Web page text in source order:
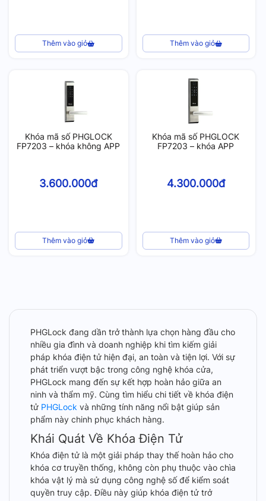
Thêm vào giỏ Thêm vào giỏ
Khóa mã số PHGLOCK
FP7203 – khóa không APP
3.600.000đ
Thêm vào giỏ
Khóa mã số PHGLOCK
FP7203 – khóa APP
4.300.000đ
Thêm vào giỏ
PHGLock đang dần trở thành lựa chọn hàng đầu cho
nhiều gia đình và doanh nghiệp khi tìm kiếm giải
pháp khóa điện tử hiện đại, an toàn và tiện lợi. Với sự
phát triển vượt bậc trong công nghệ khóa cửa,
PHGLock mang đến sự kết hợp hoàn hảo giữa an
ninh và thẩm mỹ. Cùng tìm hiểu chi tiết về khóa điện
tử PHGLock và những tính năng nổi bật giúp sản
phẩm này chinh phục khách hàng.
Khái Quát Về Khóa Điện Tử
Khóa điện tử là một giải pháp thay thế hoàn hảo cho
khóa cơ truyền thống, không còn phụ thuộc vào chìa
khóa vật lý mà sử dụng công nghệ số để kiểm soát
quyền truy cập. Điều này giúp khóa điện tử trở